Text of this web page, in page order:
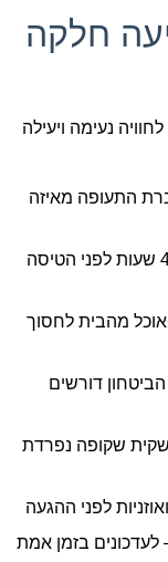
חלקה
נעימה ויעילה
התעופה מאיזה
– בצעו צ'ק-אין מקוון 24–48 שעות לפני הטיסה
מהבית לחסוך
דורשים
שקופה נפרדת
לפני ההגעה
לעדכונים בזמן אמת